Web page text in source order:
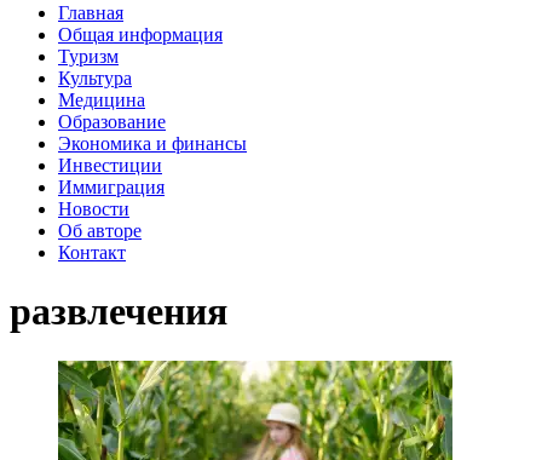
Главная
Общая информация
Туризм
Культура
Медицина
Образование
Экономика и финансы
Инвестиции
Иммиграция
Новости
Об авторе
Контакт
развлечения